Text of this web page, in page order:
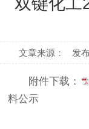
文章来源： 发
附件下载：
料公示